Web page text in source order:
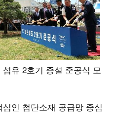
유 2호기 증설 준공식 모
인 첨단소재 공급망 중심